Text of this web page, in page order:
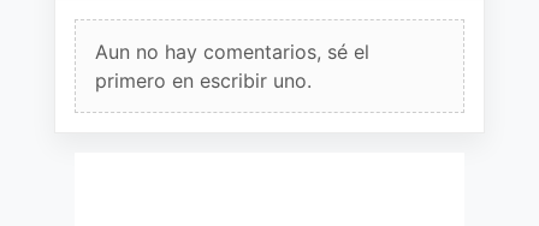
Aun no hay comentarios, sé el
primero en escribir uno.